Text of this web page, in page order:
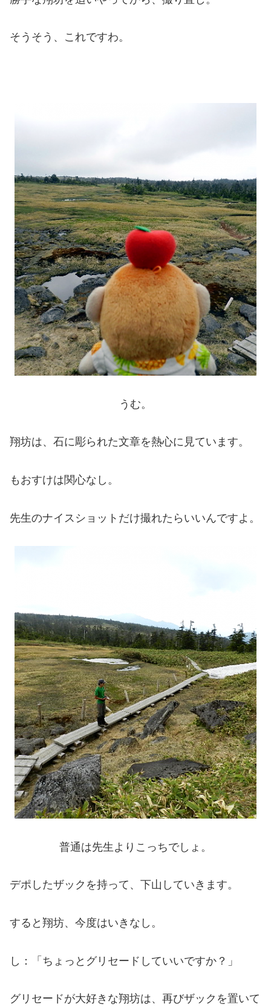
そうそう、これですわ。
うむ。
翔坊は、石に彫られた文章を熱心に見ています。
もおすけは関心なし。
先生のナイスショットだけ撮れたらいいんですよ。
普通は先生よりこっちでしょ。
デポしたザックを持って、下山していきます。
すると翔坊、今度はいきなし。
し：「ちょっとグリセードしていいですか？」
グリセードが大好きな翔坊は、再びザックを置いて